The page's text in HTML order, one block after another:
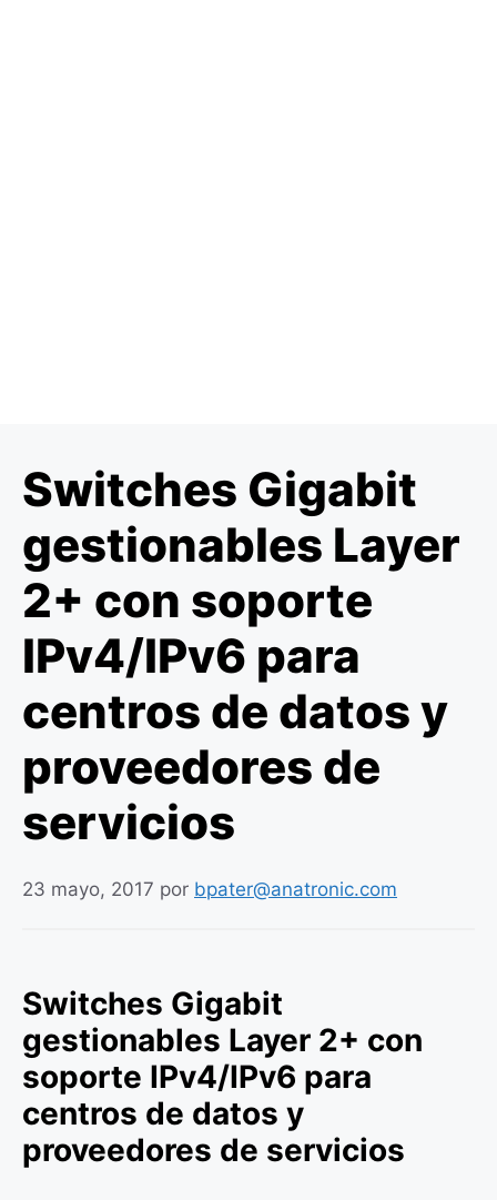
Switches Gigabit
gestionables Layer
2+ con soporte
IPv4/IPv6 para
centros de datos y
proveedores de
servicios
23 mayo, 2017 por bpater@anatronic.com
Switches Gigabit
gestionables Layer 2+ con
soporte IPv4/IPv6 para
centros de datos y
proveedores de servicios